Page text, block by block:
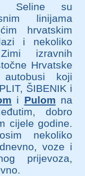
Seline su
linijama
hrvatskim
i nekoliko
izravnih
Hrvatske
koji
ŠIBENIK i
i Pulom na
dobro
cijele godine.
nekoliko
voze i
prijevoza,